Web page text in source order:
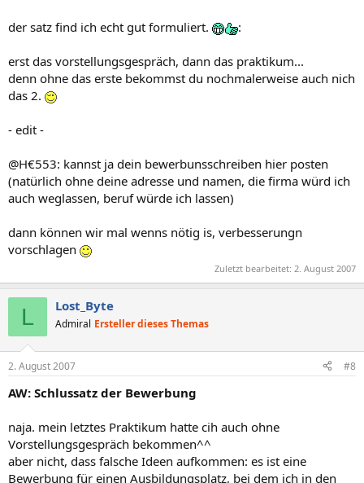
der satz find ich echt gut formuliert. :
erst das vorstellungsgespräch, dann das praktikum...
denn ohne das erste bekommst du nochmalerweise auch nich
das 2.
- edit -
@H€553: kannst ja dein bewerbunsschreiben hier posten
(natürlich ohne deine adresse und namen, die firma würd ich
auch weglassen, beruf würde ich lassen)
dann können wir mal wenns nötig is, verbesserungn
vorschlagen
Zuletzt bearbeitet: 2. August 2007
L Lost_Byte
Admiral Ersteller dieses Themas
2. August 2007 #8
AW: Schlussatz der Bewerbung
naja. mein letztes Praktikum hatte cih auch ohne
Vorstellungsgespräch bekommen^^
aber nicht, dass falsche Ideen aufkommen: es ist eine
Bewerbung für einen Ausbildungsplatz, bei dem ich in den